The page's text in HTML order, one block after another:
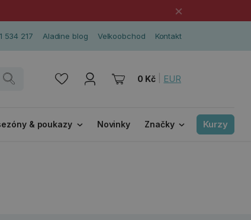
×
534 217 Aladine blog Velkoobchod Kontakt
0 Kč EUR
& poukazy Novinky Značky Kurzy